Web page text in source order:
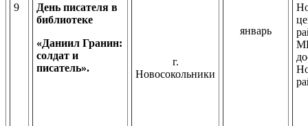
9
День писателя в
библиотеке
«Даниил Гранин:
солдат и
писатель».
г.
Новосокольники
январь